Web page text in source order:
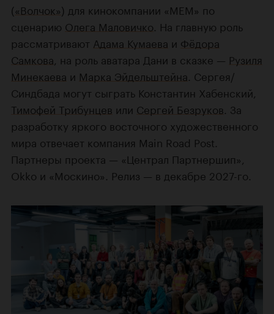
(«Волчок») для кинокомпании «МЕМ» по
сценарию Олега Маловичко . На главную роль
рассматривают Адама Кумаева и Фёдора
Самкова , на роль аватара Дани в сказке — Рузиля
Минекаева и Марка Эйдельштейна . Сергея/
Синдбада могут сыграть Константин Хабенский,
Тимофей Трибунцев или Сергей Безруков . За
разработку яркого восточного художественного
мира отвечает компания Main Road Post.
Партнеры проекта — «Централ Партнершип»,
Okko и «Москино». Релиз — в декабре 2027-го.